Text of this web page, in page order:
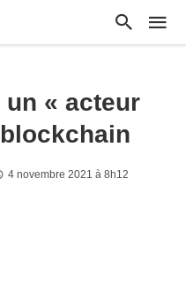
« acteur
4 novembre 2021 à 8h12